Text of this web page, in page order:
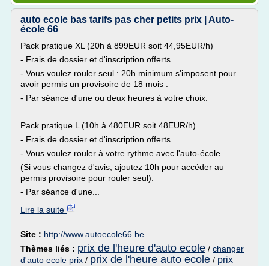
auto ecole bas tarifs pas cher petits prix | Auto-
école 66
Pack pratique XL (20h à 899EUR soit 44,95EUR/h)
- Frais de dossier et d'inscription offerts.
- Vous voulez rouler seul : 20h minimum s'imposent pour
avoir permis un provisoire de 18 mois .
- Par séance d'une ou deux heures à votre choix.
Pack pratique L (10h à 480EUR soit 48EUR/h)
- Frais de dossier et d'inscription offerts.
- Vous voulez rouler à votre rythme avec l'auto-école.
(Si vous changez d'avis, ajoutez 10h pour accéder au
permis provisoire pour rouler seul).
- Par séance d'une...
Lire la suite
Site : http://www.autoecole66.be
Thèmes liés : prix de l'heure d'auto ecole / changer
d'auto ecole prix / prix de l'heure auto ecole / prix